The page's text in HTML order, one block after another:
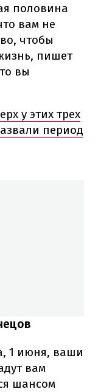
половина
вам не
чтобы
пишет
вы
у этих трех
период
1 июня, ваши
вам
шансом